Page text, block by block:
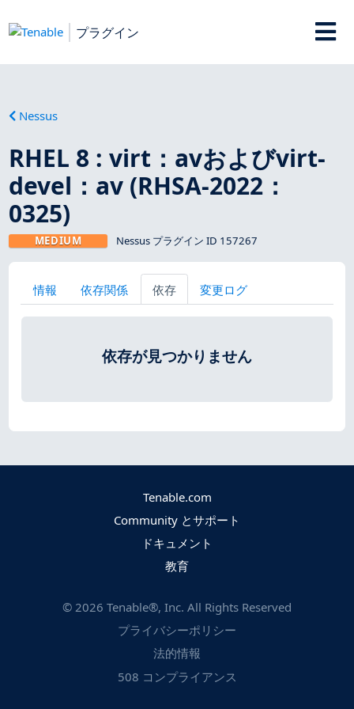
プラグイン
Nessus
RHEL 8 : virt：avおよびvirt-
devel：av (RHSA-2022：
0325)
MEDIUM Nessus プラグイン ID 157267
情報 依存関係 依存 変更ログ
依存が見つかりません
Tenable.com
Community とサポート
ドキュメント
教育
© 2026 Tenable®, Inc. All Rights Reserved
プライバシーポリシー
法的情報
508 コンプライアンス